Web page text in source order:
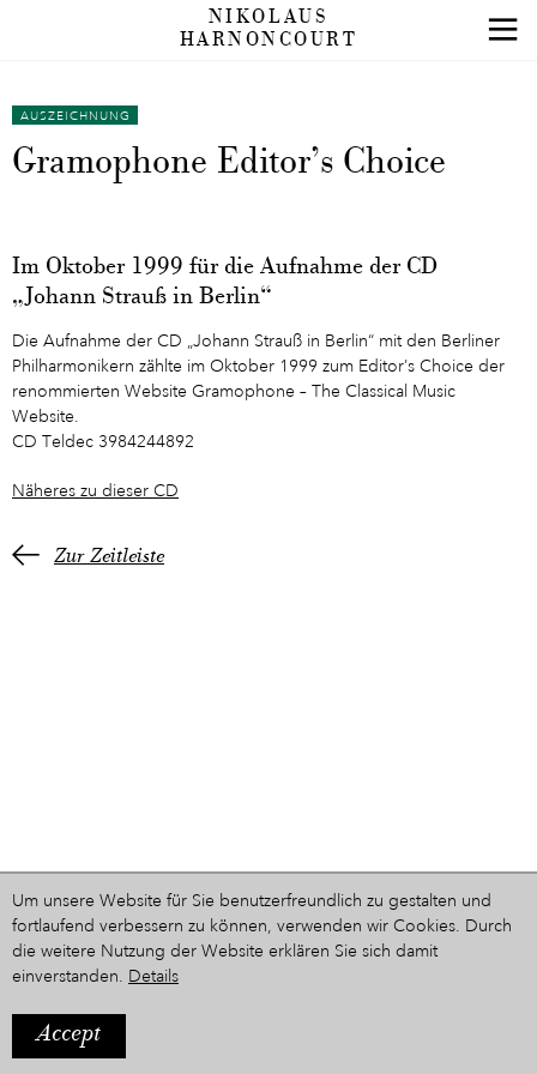
NIKOLAUS
HARNONCOURT
AUSZEICHNUNG
Gramophone Editor’s Choice
Im Oktober 1999 für die Aufnahme der CD
„Johann Strauß in Berlin“
Die Aufnahme der CD „Johann Strauß in Berlin“ mit den Berliner
Philharmonikern zählte im Oktober 1999 zum Editor’s Choice der
renommierten Website Gramophone – The Classical Music
Website.
CD Teldec 3984244892
Näheres zu dieser CD
Zur Zeitleiste
Ein Projekt aus dem Hause
Um unsere Website für Sie benutzerfreundlich zu gestalten und
fortlaufend verbessern zu können, verwenden wir Cookies. Durch
die weitere Nutzung der Website erklären Sie sich damit
einverstanden. Details
Accept